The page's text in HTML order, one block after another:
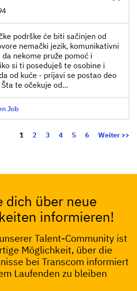
podrške će biti sačinjen od
nemački jezik, komunikativni
nekome pruže pomoć i
si ti poseduješ te osobine i
od kuće - prijavi se postao deo
te očekuje od...
Job
Seite
1 2 3 4 5 6 Weiter >>
dich über neue
informieren!
Talent-Community ist
Möglichkeit, über die
bei Transcom informiert
Laufenden zu bleiben